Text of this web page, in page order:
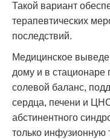
Такой вариант
терапевтических
последствий.
Медицинское
дому и в стационаре
солевой баланс,
сердца, печени и
абстинентного
только